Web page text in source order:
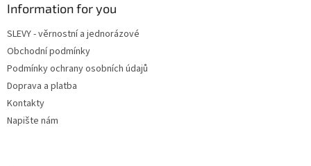
Information for you
SLEVY - věrnostní a jednorázové
Obchodní podmínky
Podmínky ochrany osobních údajů
Doprava a platba
Kontakty
Napište nám